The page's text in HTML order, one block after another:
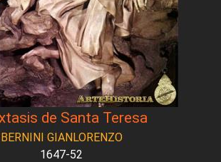
de Santa Teresa
BERNINI GIANLORENZO
1647-52